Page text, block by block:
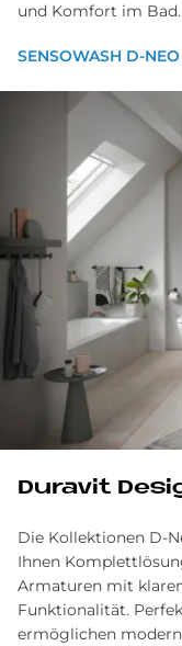
und Komfort im Bad.
SENSOWASH D-NEO
Du­ra­vit
Die Kollektionen D-
Ihnen
Armaturen mit
Funktionalität.
ermöglichen